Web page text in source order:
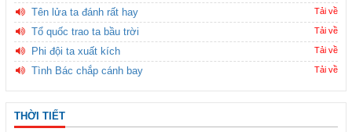
Tên lửa ta đánh rất hay Tải về
Tổ quốc trao ta bầu trời Tải về
Phi đội ta xuất kích Tải về
Tình Bác chắp cánh bay Tải về
THỜI TIẾT